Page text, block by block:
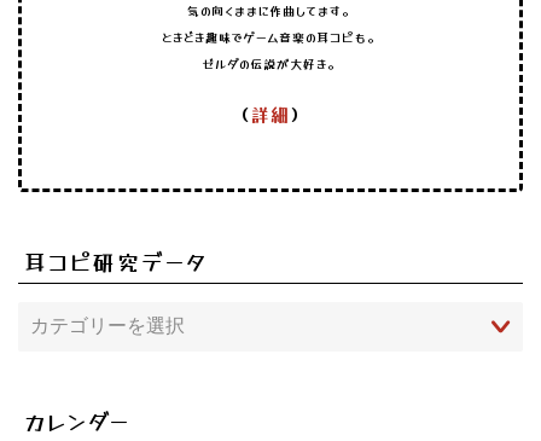
気の向くままに作曲してます。
ときどき趣味でゲーム音楽の耳コピも。
ゼルダの伝説が大好き。
（詳細）
耳コピ研究データ
カレンダー